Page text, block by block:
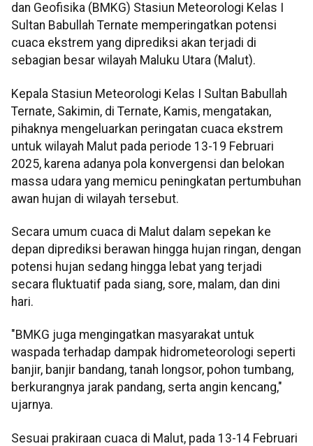
dan Geofisika (BMKG) Stasiun Meteorologi Kelas I
Sultan Babullah Ternate memperingatkan potensi
cuaca ekstrem yang diprediksi akan terjadi di
sebagian besar wilayah Maluku Utara (Malut).
Kepala Stasiun Meteorologi Kelas I Sultan Babullah
Ternate, Sakimin, di Ternate, Kamis, mengatakan,
pihaknya mengeluarkan peringatan cuaca ekstrem
untuk wilayah Malut pada periode 13-19 Februari
2025, karena adanya pola konvergensi dan belokan
massa udara yang memicu peningkatan pertumbuhan
awan hujan di wilayah tersebut.
Secara umum cuaca di Malut dalam sepekan ke
depan diprediksi berawan hingga hujan ringan, dengan
potensi hujan sedang hingga lebat yang terjadi
secara fluktuatif pada siang, sore, malam, dan dini
hari.
"BMKG juga mengingatkan masyarakat untuk
waspada terhadap dampak hidrometeorologi seperti
banjir, banjir bandang, tanah longsor, pohon tumbang,
berkurangnya jarak pandang, serta angin kencang,"
ujarnya.
Sesuai prakiraan cuaca di Malut, pada 13-14 Februari